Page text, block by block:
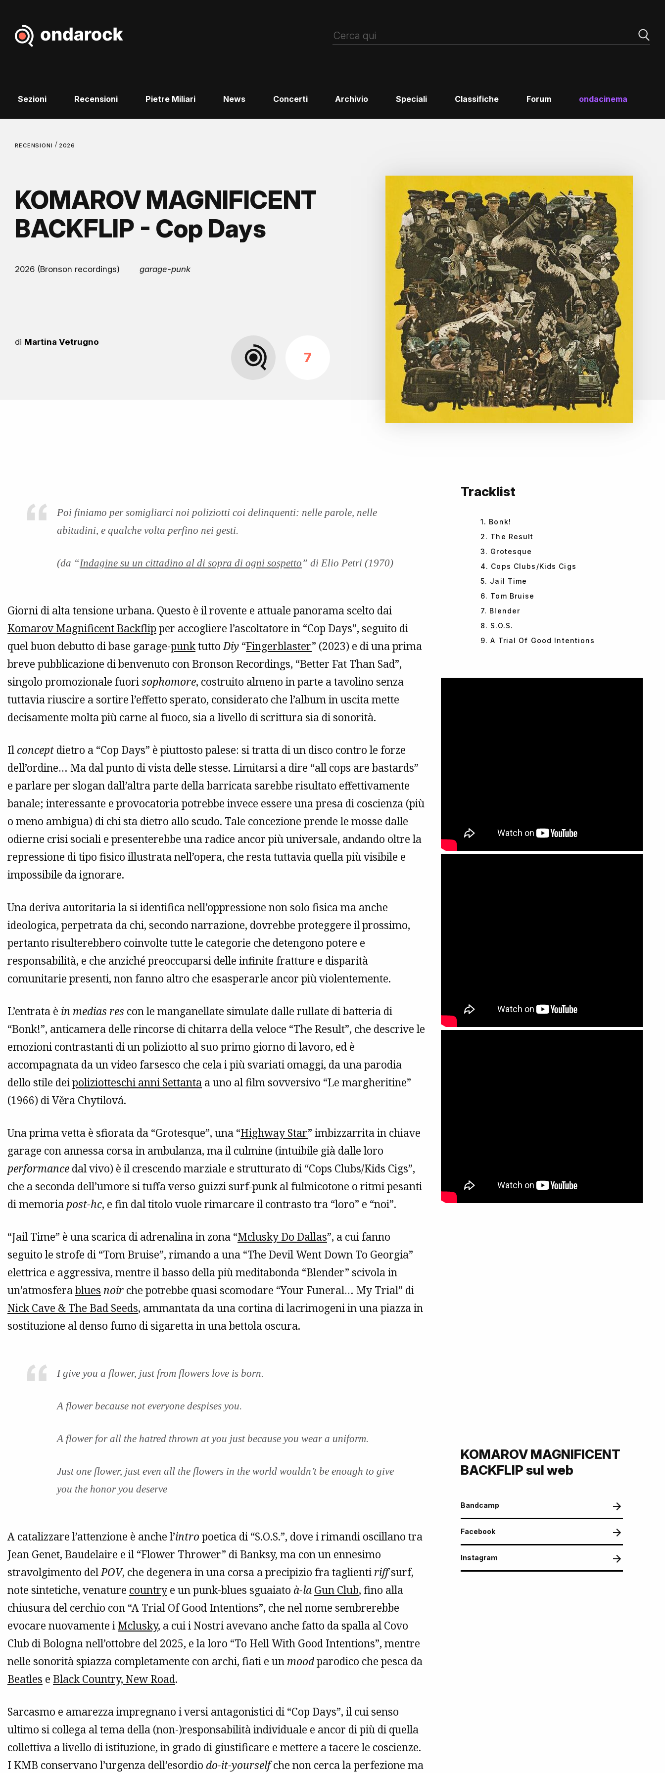
Sezioni Recensioni Pietre Miliari News Concerti Archivio Speciali Classifiche Forum ondacinema
RECENSIONI / 2026
KOMAROV MAGNIFICENT
BACKFLIP - Cop Days
2026 (Bronson recordings) garage-punk
di Martina Vetrugno
7
Poi finiamo per somigliarci noi poliziotti coi delinquenti: nelle parole, nelle
abitudini, e qualche volta perfino nei gesti.
(da “Indagine su un cittadino al di sopra di ogni sospetto” di Elio Petri (1970)
Giorni di alta tensione urbana. Questo è il rovente e attuale panorama scelto dai
Komarov Magnificent Backflip per accogliere l’ascoltatore in “Cop Days”, seguito di
quel buon debutto di base garage-punktuttoDiy “Fingerblaster” (2023) e di una prima
breve pubblicazione di benvenuto con Bronson Recordings, “Better Fat Than Sad”,
singolo promozionale fuorisophomore, costruito almeno in parte a tavolino senza
tuttavia riuscire a sortire l’effetto sperato, considerato che l’album in uscita mette
decisamente molta più carne al fuoco, sia a livello di scrittura sia di sonorità.
Il concept dietro a “Cop Days” è piuttosto palese: si tratta di un disco contro le forze
dell’ordine… Ma dal punto di vista delle stesse. Limitarsi a dire “all cops are bastards”
e parlare per slogan dall’altra parte della barricata sarebbe risultato effettivamente
banale; interessante e provocatoria potrebbe invece essere una presa di coscienza (più
o meno ambigua) di chi sta dietro allo scudo. Tale concezione prende le mosse dalle
odierne crisi sociali e presenterebbe una radice ancor più universale, andando oltre la
repressione di tipo fisico illustrata nell’opera, che resta tuttavia quella più visibile e
impossibile da ignorare.
Una deriva autoritaria la si identifica nell’oppressione non solo fisica ma anche
ideologica, perpetrata da chi, secondo narrazione, dovrebbe proteggere il prossimo,
pertanto risulterebbero coinvolte tutte le categorie che detengono potere e
responsabilità, e che anziché preoccuparsi delle infinite fratture e disparità
comunitarie presenti, non fanno altro che esasperarle ancor più violentemente.
L’entrata è in medias res con le manganellate simulate dalle rullate di batteria di
“Bonk!”, anticamera delle rincorse di chitarra della veloce “The Result”, che descrive le
emozioni contrastanti di un poliziotto al suo primo giorno di lavoro, ed è
accompagnata da un video farsesco che cela i più svariati omaggi, da una parodia
dello stile deipoliziotteschi anni Settanta a uno al film sovversivo “Le margheritine”
(1966) di Věra Chytilová.
Una prima vetta è sfiorata da “Grotesque”, una “Highway Star” imbizzarrita in chiave
garage con annessa corsa in ambulanza, ma il culmine (intuibile già dalle loro
performance dal vivo) è il crescendo marziale e strutturato di “Cops Clubs/Kids Cigs”,
che a seconda dell’umore si tuffa verso guizzi surf-punk al fulmicotone o ritmi pesanti
di memoria post-hc, e fin dal titolo vuole rimarcare il contrasto tra “loro” e “noi”.
“Jail Time” è una scarica di adrenalina in zona “Mclusky Do Dallas”, a cui fanno
seguito le strofe di “Tom Bruise”, rimando a una “The Devil Went Down To Georgia”
elettrica e aggressiva, mentre il basso della più meditabonda “Blender” scivola in
un’atmosferablues noir che potrebbe quasi scomodare “Your Funeral… My Trial” di
Nick Cave & The Bad Seeds, ammantata da una cortina di lacrimogeni in una piazza in
sostituzione al denso fumo di sigaretta in una bettola oscura.
I give you a flower, just from flowers love is born.
A flower because not everyone despises you.
A flower for all the hatred thrown at you just because you wear a uniform.
Just one flower, just even all the flowers in the world wouldn’t be enough to give
you the honor you deserve
A catalizzare l’attenzione è anche l’intropoetica di “S.O.S.”, dove i rimandi oscillano tra
Jean Genet, Baudelaire e il “Flower Thrower” di Banksy, ma con un ennesimo
stravolgimento delPOV, che degenera in una corsa a precipizio fra taglienti riffsurf,
note sintetiche, venature country e un punk-blues sguaiato à-la Gun Club, fino alla
chiusura del cerchio con “A Trial Of Good Intentions”, che nel nome sembrerebbe
evocare nuovamente iMclusky, a cui i Nostri avevano anche fatto da spalla al Covo
Club di Bologna nell’ottobre del 2025, e la loro “To Hell With Good Intentions”, mentre
nelle sonorità spiazza completamente con archi, fiati e un moodparodico che pesca da
Beatles e Black Country, New Road.
Sarcasmo e amarezza impregnano i versi antagonistici di “Cop Days”, il cui senso
ultimo si collega al tema della (non-)responsabilità individuale e ancor di più di quella
collettiva a livello di istituzione, in grado di giustificare e mettere a tacere le coscienze.
I KMB conservano l’urgenza dell’esordio do-it-yourselfche non cerca la perfezione ma
Tracklist
1. Bonk!
2. The Result
3. Grotesque
4. Cops Clubs/Kids Cigs
5. Jail Time
6. Tom Bruise
7. Blender
8. S.O.S.
9. A Trial Of Good Intentions
KOMAROV MAGNIFICENT
BACKFLIP sul web
Bandcamp
Facebook
Instagram